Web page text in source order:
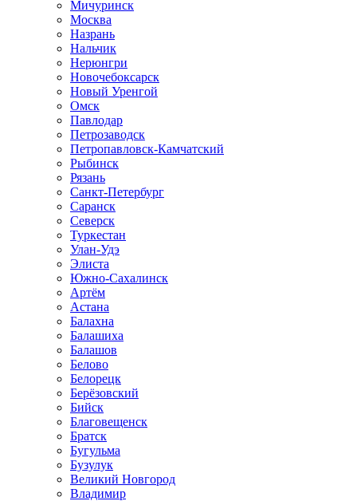
Мичуринск
Москва
Назрань
Нальчик
Нерюнгри
Новочебоксарск
Новый Уренгой
Омск
Павлодар
Петрозаводск
Петропавловск-Камчатский
Рыбинск
Рязань
Санкт-Петербург
Саранск
Северск
Туркестан
Улан-Удэ
Элиста
Южно-Сахалинск
Артём
Астана
Балахна
Балашиха
Балашов
Белово
Белорецк
Берёзовский
Бийск
Благовещенск
Братск
Бугульма
Бузулук
Великий Новгород
Владимир